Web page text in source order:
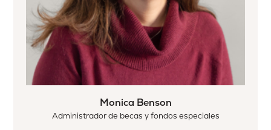
Monica Benson
Administrador de becas y fondos especiales